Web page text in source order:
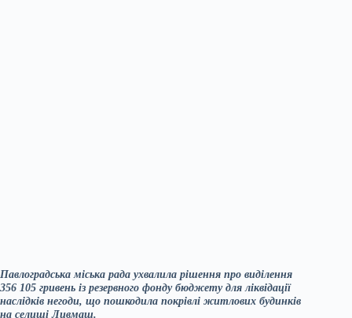
Павлоградська міська рада ухвалила рішення про виділення
356 105 гривень із резервного фонду бюджету для ліквідації
наслідків негоди, що пошкодила покрівлі житлових будинків
на селищі Ливмаш.